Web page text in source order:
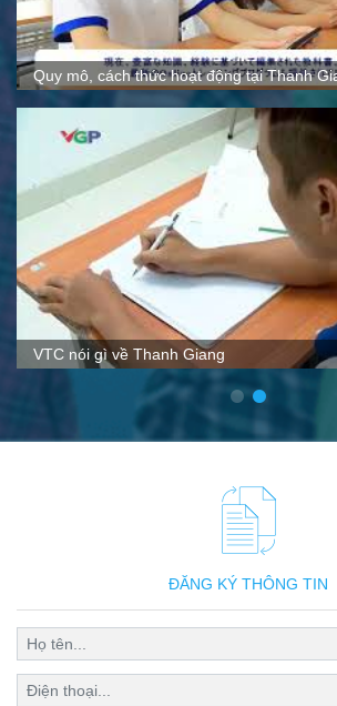
Quy mô, cách thức hoạt động tại Thanh Giang
VTC nói gì về Thanh Giang
ĐĂNG KÝ THÔNG TIN